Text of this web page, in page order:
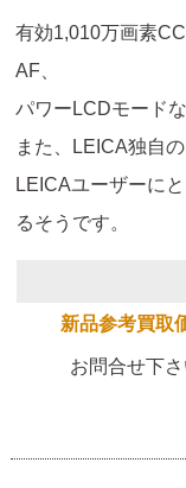
有効1,010万画素
AF、
パワーLCDモード
また、LEICA独自
LEICAユーザーに
るそうです。
新品参考買取
お問合せ下